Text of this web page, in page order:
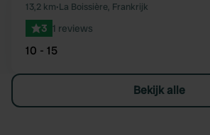
13,2 km•La Boissière, Frankrijk
3 1 reviews
10 - 15
Bekijk alle